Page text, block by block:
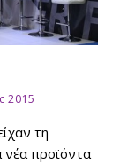
2015
τη
προϊόντα